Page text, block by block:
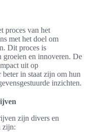
proces van het
met het doel om
Dit proces is
groeien en innoveren. De
uit op
in staat zijn om hun
inzichten.
zijn divers en
zijn: